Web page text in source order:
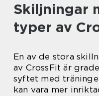
Skiljningar
typer av
En av de stora
av CrossFit är
syftet med
kan vara mer